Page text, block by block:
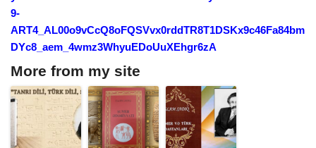
9-
ART4_AL00o9vCcQ8oFQSVvx0rddTR8T1DSKx9c46Fa84bm
DYc8_aem_4wmz3WhyuEDoUuXEhgr6zA
More from my site